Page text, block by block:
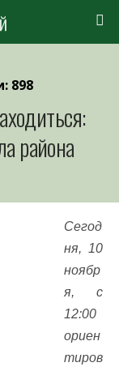
898
района
Сегод
ня, 10
ноябр
я, с
12:00
ориен
тиров